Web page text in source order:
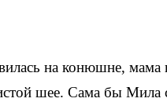
на конюшне, мама
шее. Сама бы Мила